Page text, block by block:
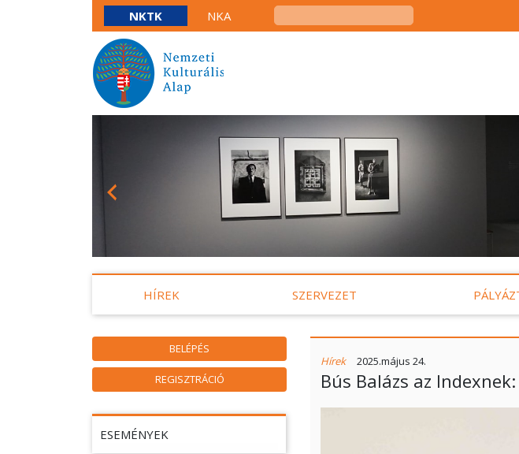
NKTK NKA
HÍREK SZERVEZET
BELÉPÉS
REGISZTRÁCIÓ
ESEMÉNYEK
Hírek 2025.május 24.
Bús Balázs az